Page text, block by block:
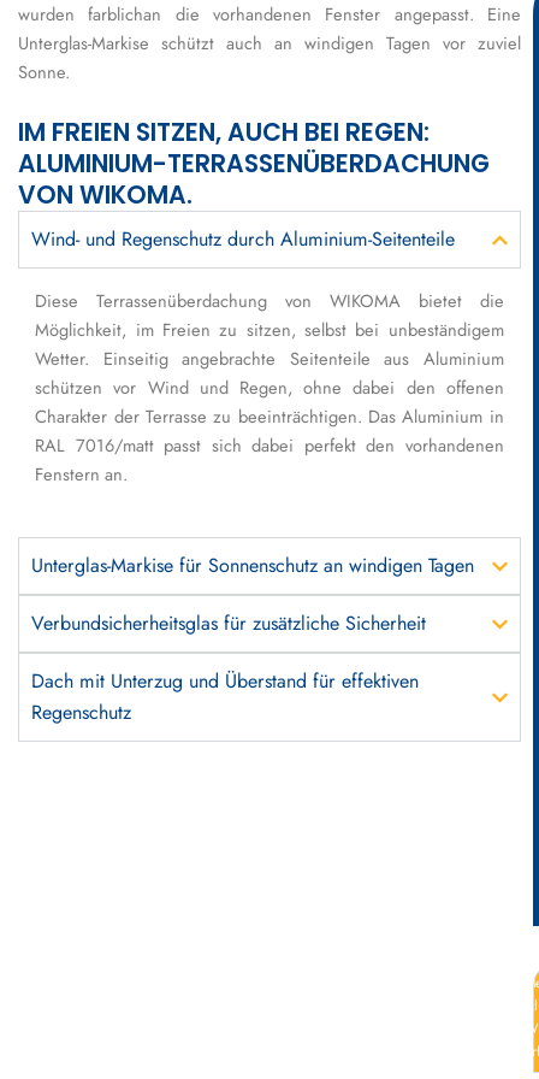
wurden farblichan die vorhandenen Fenster angepasst. Eine
Unterglas-Markise schützt auch an windigen Tagen vor zuviel
Sonne.
IM FREIEN SITZEN, AUCH BEI REGEN:
ALUMINIUM-TERRASSENÜBERDACHUNG
VON WIKOMA.
Wind- und Regenschutz durch Aluminium-Seitenteile
Diese Terrassenüberdachung von WIKOMA bietet die
Möglichkeit, im Freien zu sitzen, selbst bei unbeständigem
Wetter. Einseitig angebrachte Seitenteile aus Aluminium
schützen vor Wind und Regen, ohne dabei den offenen
Charakter der Terrasse zu beeinträchtigen. Das Aluminium in
RAL 7016/matt passt sich dabei perfekt den vorhandenen
Fenstern an.
Unterglas-Markise für Sonnenschutz an windigen Tagen
Verbundsicherheitsglas für zusätzliche Sicherheit
Dach mit Unterzug und Überstand für effektiven
Regenschutz